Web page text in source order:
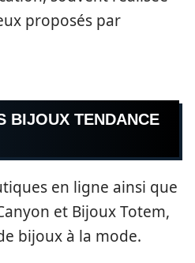
proposés par
BIJOUX TENDANCE
en ligne ainsi que
et Bijoux Totem,
bijoux à la mode.